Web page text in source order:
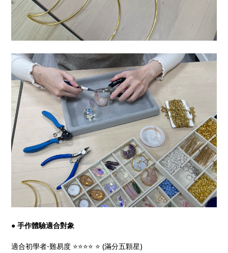
●手作體驗適合對象
適合初學者-難易度 ⭐️⭐️⭐️⭐️ ⭐️ (滿分五顆星)